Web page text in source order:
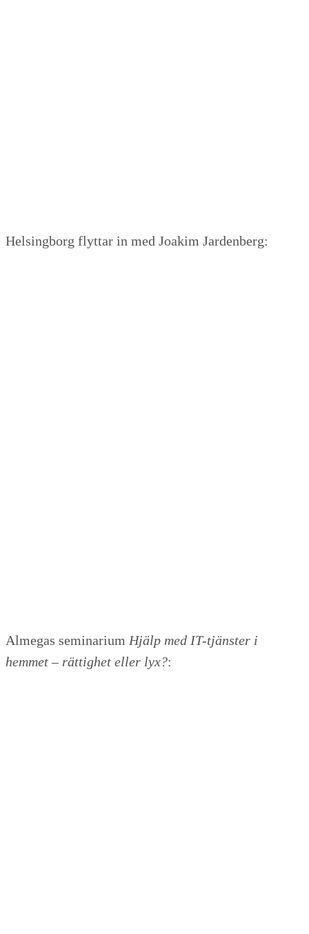
Helsingborg flyttar in med Joakim Jardenberg:
Almegas seminarium Hjälp med IT-tjänster i
hemmet – rättighet eller lyx?: